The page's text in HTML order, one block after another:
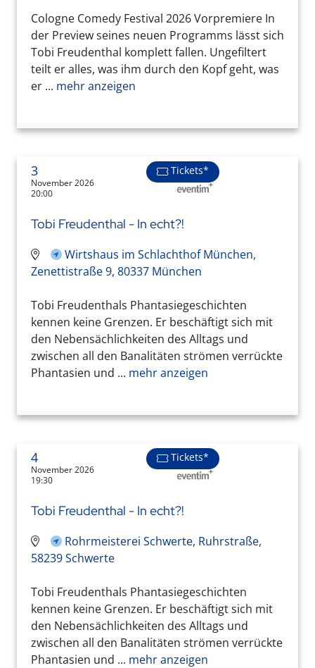
Cologne Comedy Festival 2026 Vorpremiere In
der Preview seines neuen Programms lässt sich
Tobi Freudenthal komplett fallen. Ungefiltert
teilt er alles, was ihm durch den Kopf geht, was
er ... mehr anzeigen
3
November 2026
20:00
Tickets*
Tobi Freudenthal - In echt?!
Wirtshaus im Schlachthof München,
Zenettistraße 9, 80337 München
Tobi Freudenthals Phantasiegeschichten
kennen keine Grenzen. Er beschäftigt sich mit
den Nebensächlichkeiten des Alltags und
zwischen all den Banalitäten strömen verrückte
Phantasien und ... mehr anzeigen
4
November 2026
19:30
Tickets*
Tobi Freudenthal - In echt?!
Rohrmeisterei Schwerte, Ruhrstraße,
58239 Schwerte
Tobi Freudenthals Phantasiegeschichten
kennen keine Grenzen. Er beschäftigt sich mit
den Nebensächlichkeiten des Alltags und
zwischen all den Banalitäten strömen verrückte
Phantasien und ... mehr anzeigen